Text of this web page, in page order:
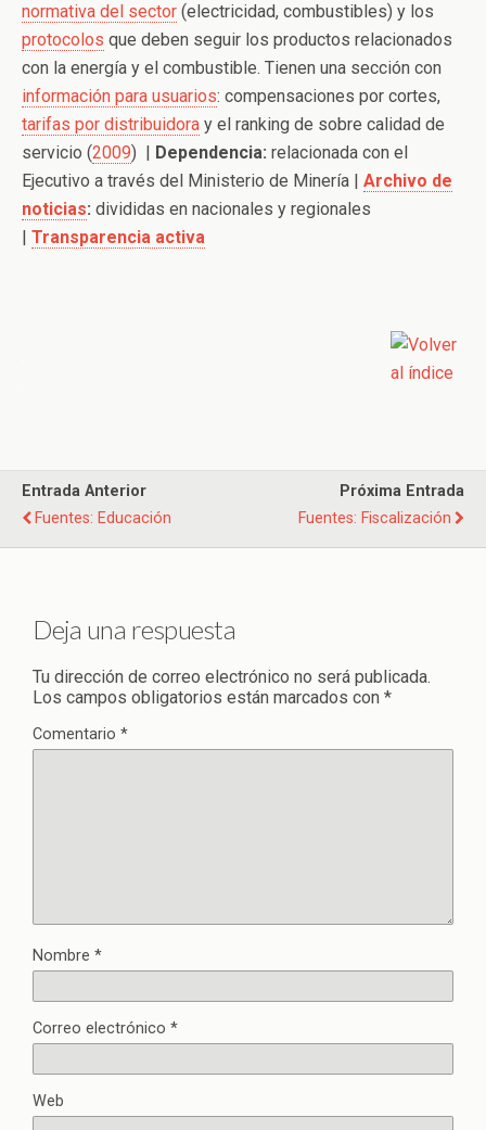
normativa del sector (electricidad, combustibles) y los
protocolos que deben seguir los productos relacionados
con la energía y el combustible. Tienen una sección con
información para usuarios: compensaciones por cortes,
tarifas por distribuidora y el ranking de sobre calidad de
servicio (2009) | Dependencia: relacionada con el
Ejecutivo a través del Ministerio de Minería | Archivo de
noticias: divididas en nacionales y regionales
| Transparencia activa
Entrada Anterior
Fuentes: Educación
Próxima Entrada
Fuentes: Fiscalización
Deja una respuesta
Tu dirección de correo electrónico no será publicada.
Los campos obligatorios están marcados con *
Comentario *
Nombre *
Correo electrónico *
Web